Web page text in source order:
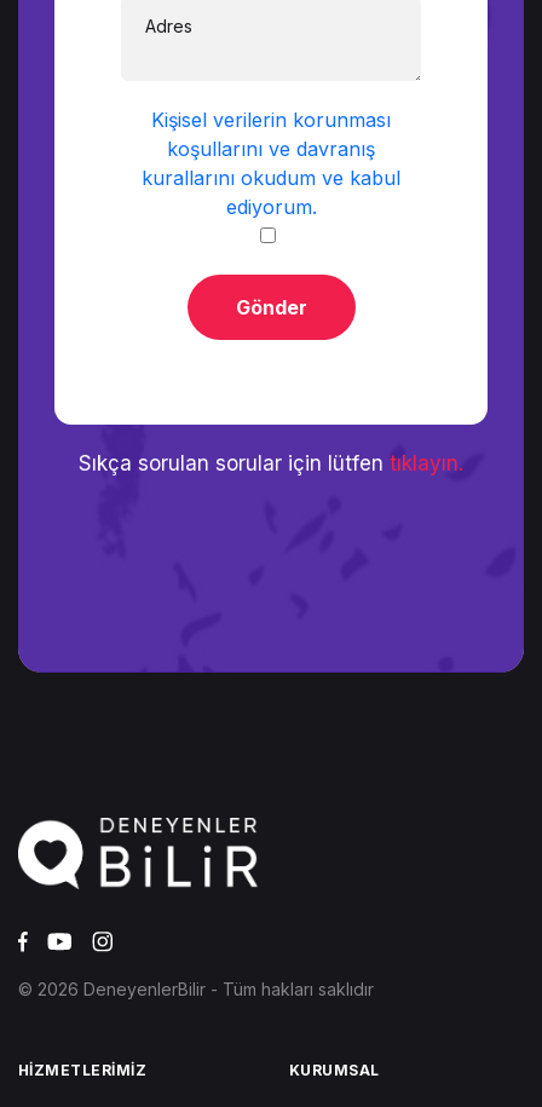
Kişisel verilerin korunması
koşullarını ve davranış
kurallarını okudum ve kabul
ediyorum.
Gönder
Sıkça sorulan sorular için lütfen tıklayın.
© 2026 DeneyenlerBilir - Tüm hakları saklıdır
HİZMETLERİMİZ KURUMSAL